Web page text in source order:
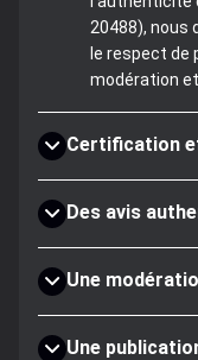
20488), nous
le respect de
modération
Certification
Des avis
Une
Une